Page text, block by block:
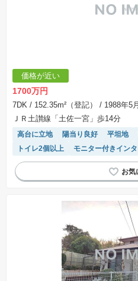
価格が近い
1700万円
7DK / 152.35m²（登記）
/ 1988年5月
ＪＲ土讃線「土佐一宮」歩14分
高台に立地 陽当り良好 平坦地
トイレ2個以上
モニター付きイン